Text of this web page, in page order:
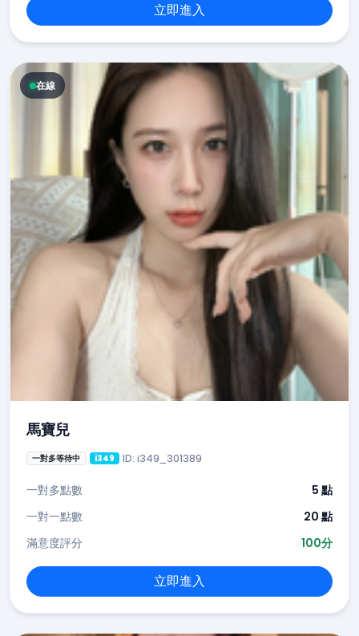
立即進入
在線
馬寶兒
一對多等待中 i349 ID: i349_301389
一對多點數
5 點
一對一點數
20 點
滿意度評分
100分
立即進入